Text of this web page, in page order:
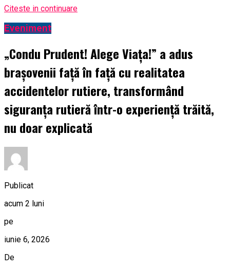
Citeste in continuare
Eveniment
„Condu Prudent! Alege Viața!” a adus
brașovenii față în față cu realitatea
accidentelor rutiere, transformând
siguranța rutieră într-o experiență trăită,
nu doar explicată
Publicat
acum 2 luni
pe
iunie 6, 2026
De